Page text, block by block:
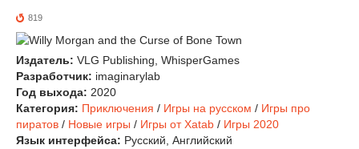
819
Издатель: VLG Publishing, WhisperGames
Разработчик: imaginarylab
Год выхода: 2020
Категория: Приключения / Игры на русском / Игры про
пиратов / Новые игры / Игры от Xatab / Игры 2020
Язык интерфейса: Русский, Английский